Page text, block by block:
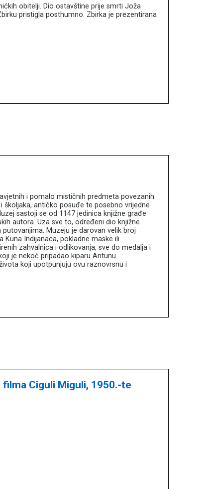
obitelji. Dio ostavštine prije smrti Joža
pristigla posthumno. Zbirka je prezentirana
i pomalo mističnih predmeta povezanih
antičko posuđe te posebno vrijedne
sastoji se od 1147 jedinica knjižne građe
autora. Uza sve to, određeni dio knjižne
Muzeju je darovan velik broj
Indijanaca, pokladne maske ili
zahvalnica i odlikovanja, sve do medalja i
je nekoć pripadao kiparu Antunu
koji upotpunjuju ovu raznovrsnu i
Ciguli Miguli, 1950.-te